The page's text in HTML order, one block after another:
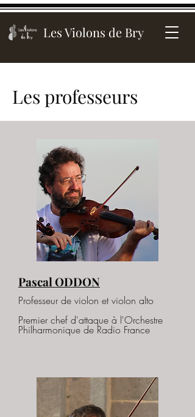
Les Violons de Bry
Les professeurs
Pascal ODDON
Professeur de violon et violon alto
Premier chef d'attaque à l'Orchestre
Philharmonique de Radio France